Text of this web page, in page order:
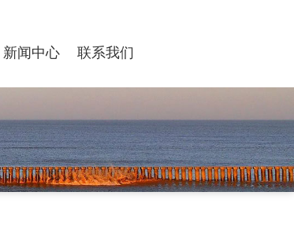
新闻中心 联系我们